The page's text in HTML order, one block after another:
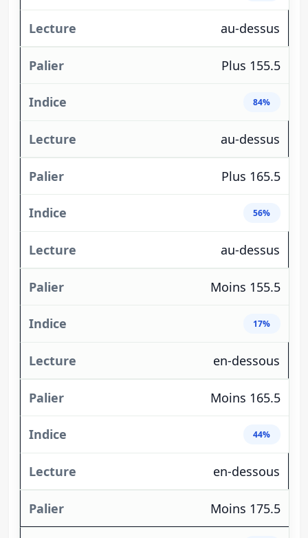
au-dessus
Plus 155.5
84%
au-dessus
Plus 165.5
56%
au-dessus
Moins 155.5
17%
en-dessous
Moins 165.5
44%
en-dessous
Moins 175.5